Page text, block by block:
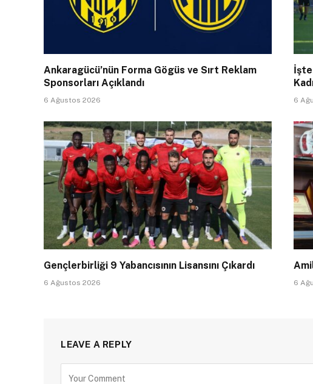
Ankaragücü’nün Forma Gögüs ve Sırt Reklam
Sponsorları Açıklandı
6 Ağustos 2026 6
Gençlerbirliği 9 Yabancısının Lisansını Çıkardı
6 Ağustos 2026 6
LEAVE A REPLY